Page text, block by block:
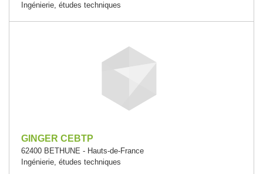
Ingénierie, études techniques
GINGER CEBTP
62400 BETHUNE - Hauts-de-France
Ingénierie, études techniques